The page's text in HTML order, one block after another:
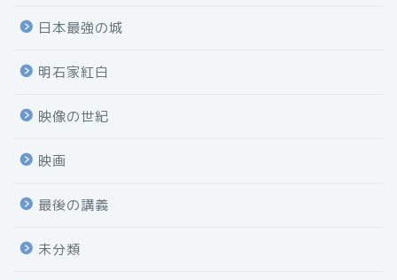
日本最強の城
明石家紅白
映像の世紀
映画
最後の講義
未分類